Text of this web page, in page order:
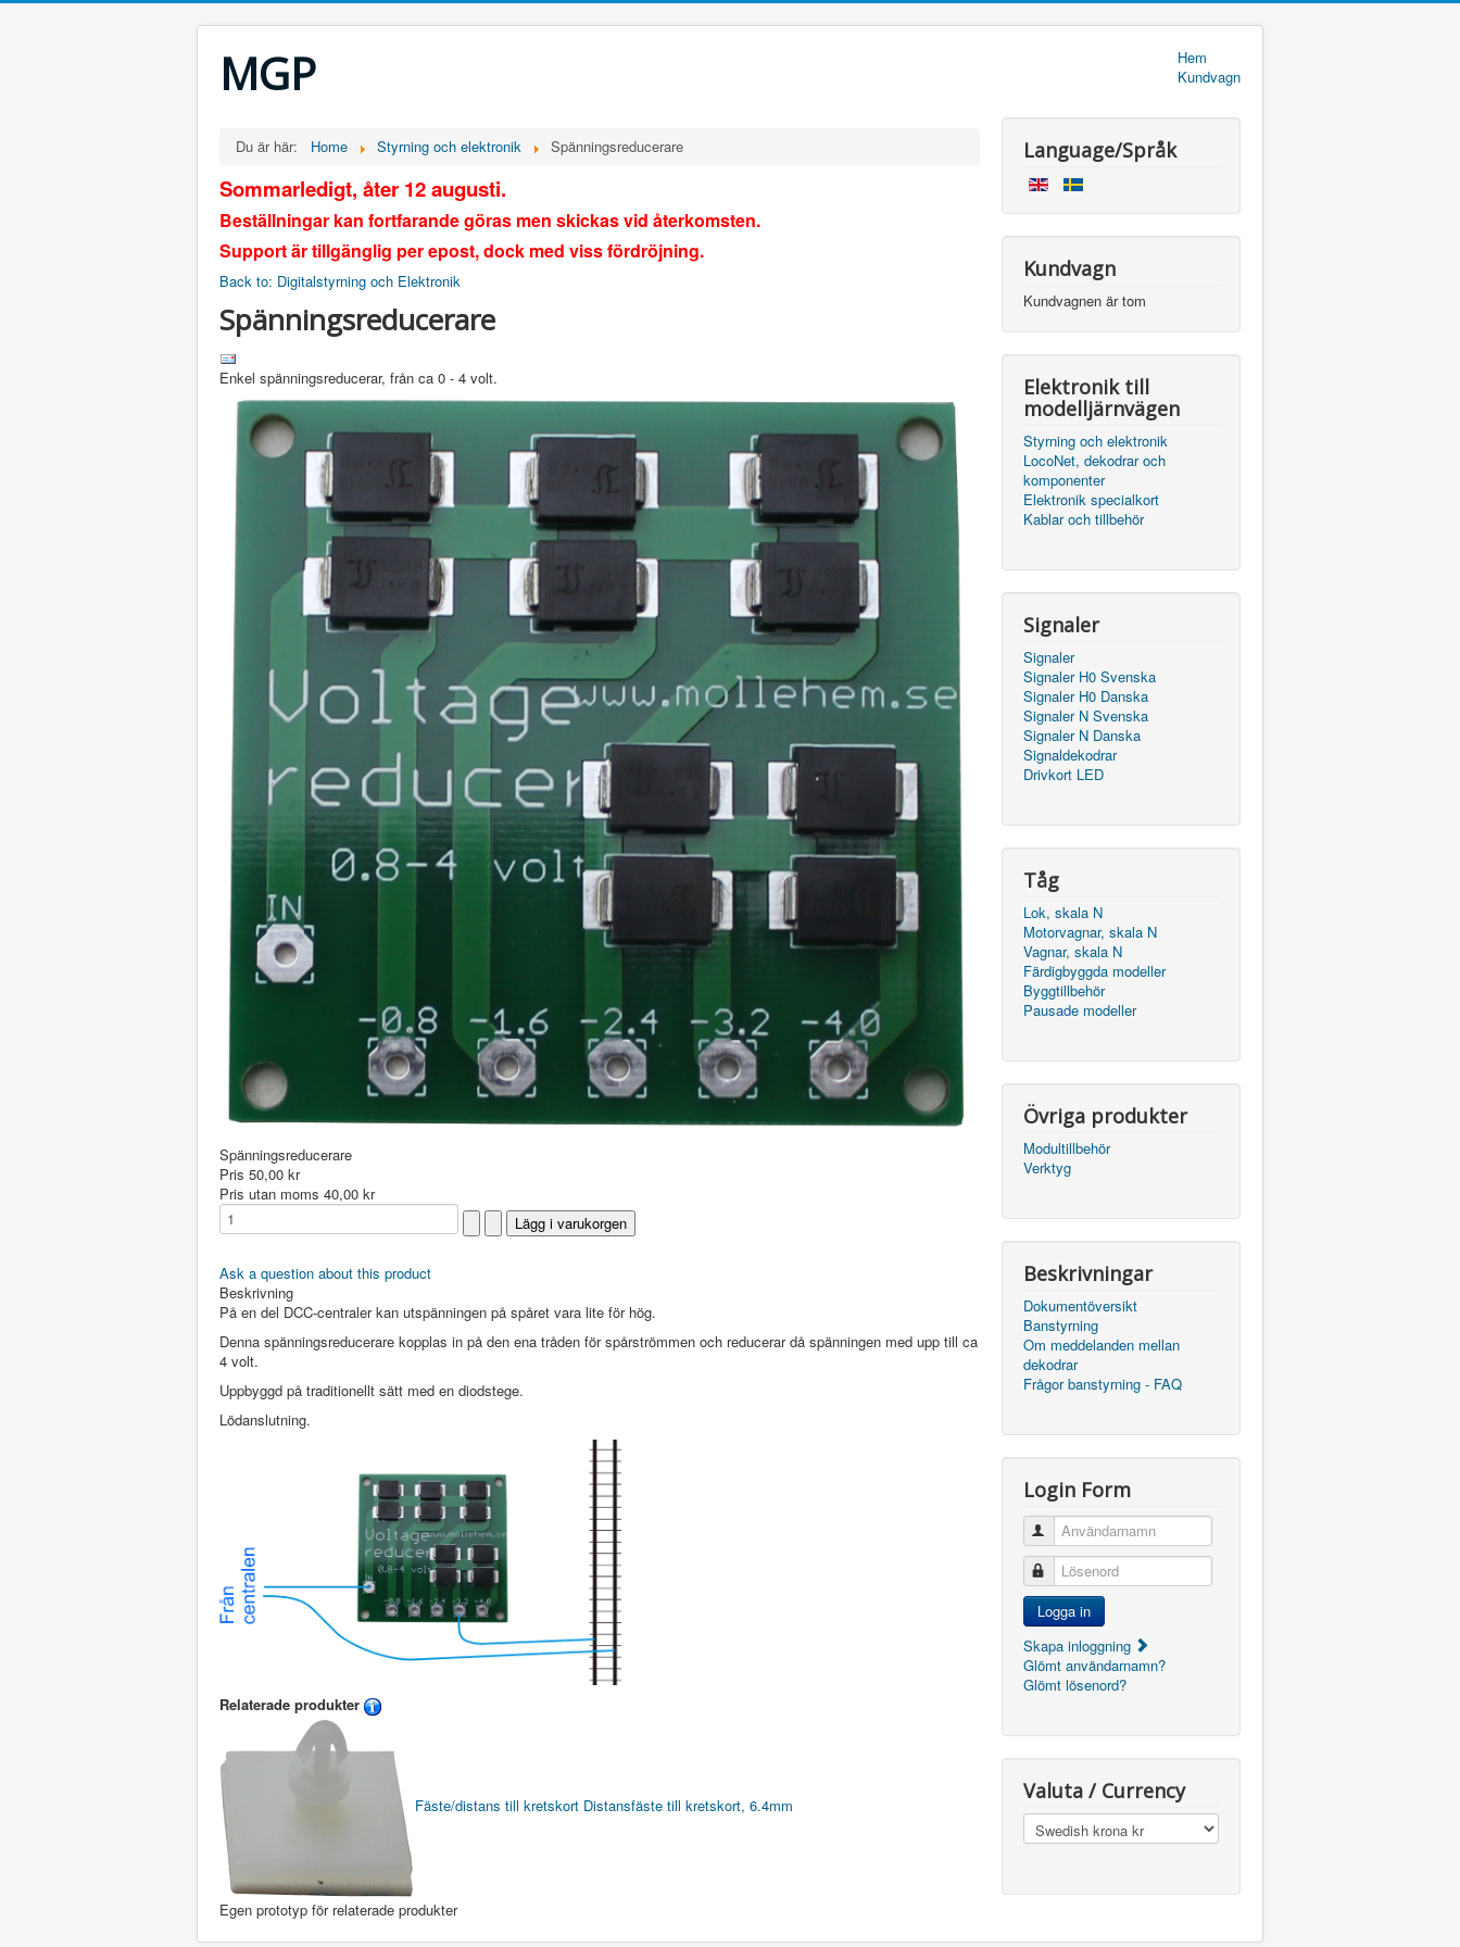
MGP
Hem
Kundvagn
Du är här: Home Styrning och elektronik Spänningsreducerare
Sommarledigt, åter 12 augusti.
Beställningar kan fortfarande göras men skickas vid återkomsten.
Support är tillgänglig per epost, dock med viss fördröjning.
Back to: Digitalstyrning och Elektronik
Spänningsreducerare
Enkel spänningsreducerar, från ca 0 - 4 volt.
Spänningsreducerare
Pris 50,00 kr
Pris utan moms 40,00 kr
Ask a question about this product
Beskrivning
På en del DCC-centraler kan utspänningen på spåret vara lite för hög.
Denna spänningsreducerare kopplas in på den ena tråden för spårströmmen och reducerar då spänningen med upp till ca
4 volt.
Uppbyggd på traditionellt sätt med en diodstege.
Lödanslutning.
Relaterade produkter
Fäste/distans till kretskort Distansfäste till kretskort, 6.4mm
Egen prototyp för relaterade produkter
Language/Språk
Kundvagn
Kundvagnen är tom
Elektronik till
modelljärnvägen
Styrning och elektronik
LocoNet, dekodrar och
komponenter
Elektronik specialkort
Kablar och tillbehör
Signaler
Signaler
Signaler H0 Svenska
Signaler H0 Danska
Signaler N Svenska
Signaler N Danska
Signaldekodrar
Drivkort LED
Tåg
Lok, skala N
Motorvagnar, skala N
Vagnar, skala N
Färdigbyggda modeller
Byggtillbehör
Pausade modeller
Övriga produkter
Modultillbehör
Verktyg
Beskrivningar
Dokumentöversikt
Banstyrning
Om meddelanden mellan
dekodrar
Frågor banstyrning - FAQ
Login Form
Användarnamn
Lösenord
Logga in
Skapa inloggning
Glömt användarnamn?
Glömt lösenord?
Valuta / Currency